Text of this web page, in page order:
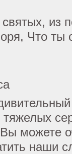
из
Что ты
можете
наши